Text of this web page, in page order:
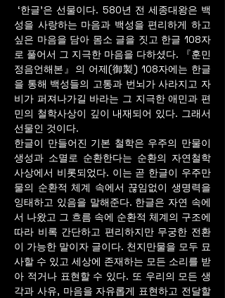
차원에 서서 이 글을 가름한다.
앞으로 김종대 작가의 창작영역에 더욱 폭 넓은
발전이 있기를 기원한다.
2024. 1 민 병 일 (예술비평, 미학박사)
‘한글’은 선물이다. 580년 전 세종대왕은 백
성을 사랑하는 마음과 백성을 편리하게 하고
싶은 마음을 담아 몸소 글을 짓고 한글 108자
로 풀어서 그 지극한 마음을 다하셨다. 『훈민
정음언해본』의 어제(御製) 108자에는 한글
을 통해 백성들의 고통과 번뇌가 사라지고 자
비가 퍼져나가길 바라는 그 지극한 애민과 편
민의 철학사상이 깊이 내재되어 있다. 그래서
선물인 것이다.
한글이 만들어진 기본 철학은 우주의 만물이
생성과 소멸로 순환한다는 순환의 자연철학
사상에서 비롯되었다. 이는 곧 한글이 우주만
물의 순환적 체계 속에서 끊임없이 생명력을
잉태하고 있음을 말해준다. 한글은 자연 속에
서 나왔고 그 흐름 속에 순환적 체계의 구조에
따라 비록 간단하고 편리하지만 무궁한 전환
이 가능한 말이자 글이다. 천지만물을 모두 묘
사할 수 있고 세상에 존재하는 모든 소리를 받
아 적거나 표현할 수 있다. 또 우리의 모든 생
각과 사유, 마음을 자유롭게 표현하고 전달할